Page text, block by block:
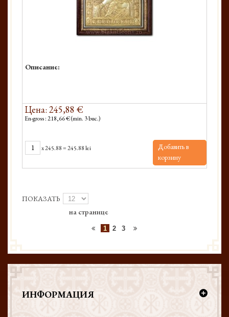
Описание:
Цена: 245,88 €
En-gross : 218,66 € (min. 3 buc.)
x245.88=245.88 lei
Добавить в
корзину
ПОКАЗАТЬ
на странице
1 2 3
ИНФОРМАЦИЯ